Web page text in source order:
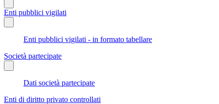
Enti pubblici vigilati
Enti pubblici vigilati - in formato tabellare
Società partecipate
Dati società partecipate
Enti di diritto privato controllati